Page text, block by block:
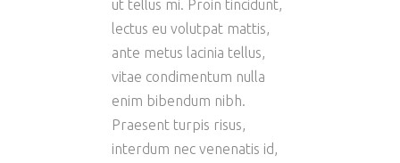
ut tellus mi. Proin tincidunt,
lectus eu volutpat mattis,
ante metus lacinia tellus,
vitae condimentum nulla
enim bibendum nibh.
Praesent turpis risus,
interdum nec venenatis id,